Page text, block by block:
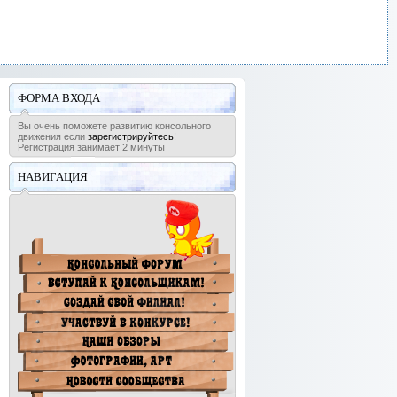
ФОРМА ВХОДА
Вы очень поможете развитию консольного
движения если зарегистрируйтесь!
Регистрация занимает 2 минуты
НАВИГАЦИЯ